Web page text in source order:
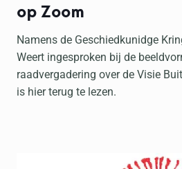
op Zoom
Namens de Geschiedkunidge
Weert ingesproken bij de
raadvergadering over de Visie
is hier terug te lezen.